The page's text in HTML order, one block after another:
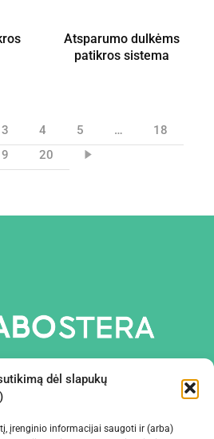
dėl slapukų
įrenginio informacijai saugoti ir (arba)
Atsparumo dulkėms
patikros sistema
3 4 5 …
18
20